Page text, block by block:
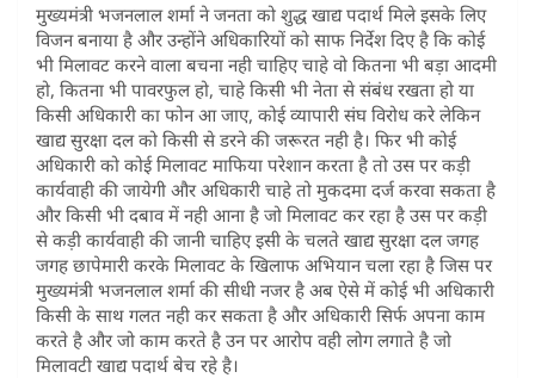
मुख्यमंत्री भजनलाल शर्मा ने जनता को शुद्ध खाद्य पदार्थ मिले इसके लिए
विजन बनाया है और उन्होंने अधिकारियों को साफ निर्देश दिए है कि कोई
भी मिलावट करने वाला बचना नही चाहिए चाहे वो कितना भी बड़ा आदमी
हो, कितना भी पावरफुल हो, चाहे किसी भी नेता से संबंध रखता हो या
किसी अधिकारी का फोन आ जाए, कोई व्यापारी संघ विरोध करे लेकिन
खाद्य सुरक्षा दल को किसी से डरने की जरूरत नही है। फिर भी कोई
अधिकारी को कोई मिलावट माफिया परेशान करता है तो उस पर कड़ी
कार्यवाही की जायेगी और अधिकारी चाहे तो मुकदमा दर्ज करवा सकता है
और किसी भी दबाव में नही आना है जो मिलावट कर रहा है उस पर कड़ी
से कड़ी कार्यवाही की जानी चाहिए इसी के चलते खाद्य सुरक्षा दल जगह
जगह छापेमारी करके मिलावट के खिलाफ अभियान चला रहा है जिस पर
मुख्यमंत्री भजनलाल शर्मा की सीधी नजर है अब ऐसे में कोई भी अधिकारी
किसी के साथ गलत नही कर सकता है और अधिकारी सिर्फ अपना काम
करते है और जो काम करते है उन पर आरोप वही लोग लगाते है जो
मिलावटी खाद्य पदार्थ बेच रहे है।